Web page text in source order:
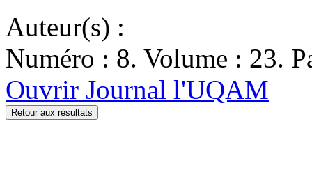
Auteur(s) :
Numéro : 8. Volume : 23.
Ouvrir Journal l'UQAM
Retour aux résultats